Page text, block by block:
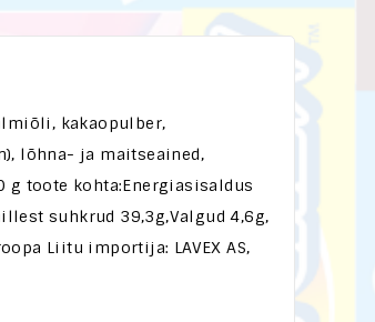
kakaopulber,
lõhna- ja maitseained,
g toote kohta:Energiasisaldus
suhkrud 39,3g,Valgud 4,6g,
Liitu importija: LAVEX AS,